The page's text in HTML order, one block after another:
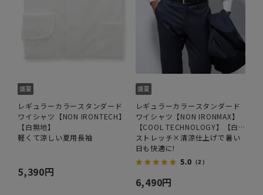
レギュラーカラースタンダード
ワイシャツ【NON IRONTECH】
【白無地】
軽くて涼しい夏用長袖
5,390円
レギュラーカラースタンダード
ワイシャツ【NON IRONMAX】
【COOL TECHNOLOGY】【白
無地】
ストレッチ×清涼仕上げで暑い
日も快適に!
5.0 （2）
6,490円